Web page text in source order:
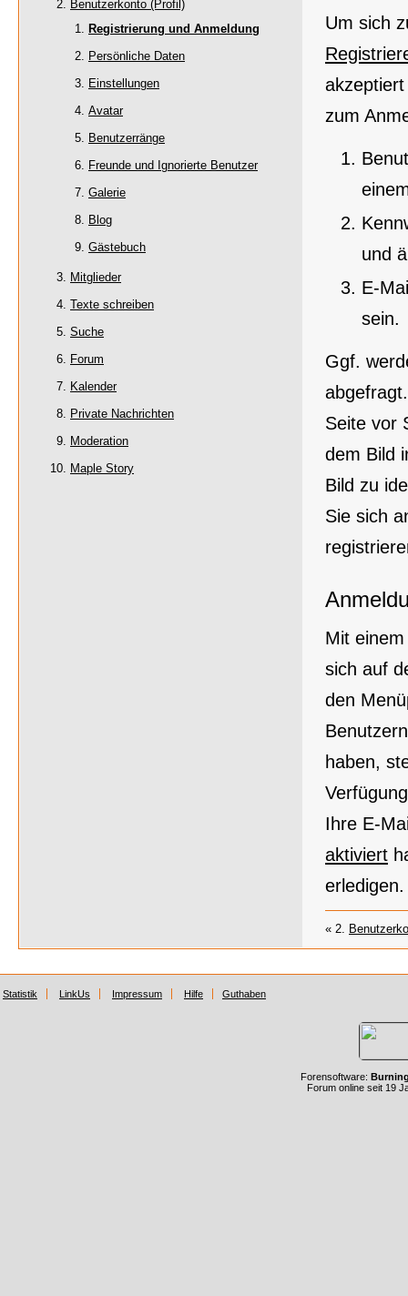
Benutzerkonto (Profil)
Registrierung und Anmeldung
Persönliche Daten
Einstellungen
Avatar
Benutzerränge
Freunde und Ignorierte Benutzer
Galerie
Blog
Gästebuch
Mitglieder
Texte schreiben
Suche
Forum
Kalender
Private Nachrichten
Moderation
Maple Story
Um sich
zum
und
E-
sein.
Ggf.
Seite vor
dem Bild
Bild zu
Sie sich
Mit
sich auf
den
haben,
Ihre E-
aktiviert
erledigen.
« 2.
Statistik LinkUs Impressum Hilfe Guthaben
Forensoftware:
Forum online seit 19